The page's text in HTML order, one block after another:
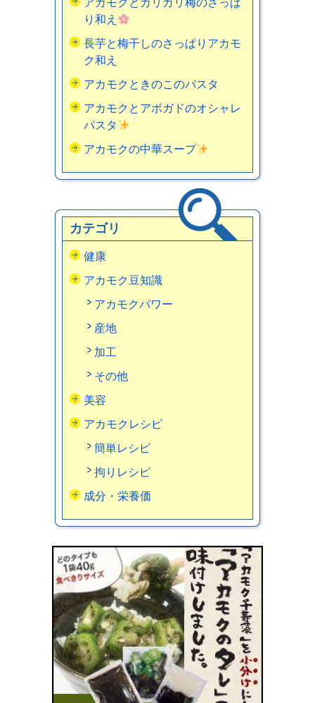
アカモクとカリカリ梅のさっぱ
り和え
長芋と梅干しのさっぱりアカモ
ク和え
アカモクときのこのパスタ
アカモクとアボガドのオシャレ
パスタ
アカモクの中華スープ
カテゴリ
健康
アカモク豆知識
アカモクパワー
産地
加工
その他
美容
アカモクレシピ
簡単レシピ
拘りレシピ
成分・栄養価